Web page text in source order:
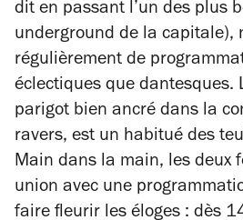
dit en passant l’un des plus
underground de la capitale),
régulièrement de
éclectiques que dantesques.
parigot bien ancré dans la
ravers, est un habitué des
Main dans la main, les deux
union avec une
faire fleurir les éloges : dès